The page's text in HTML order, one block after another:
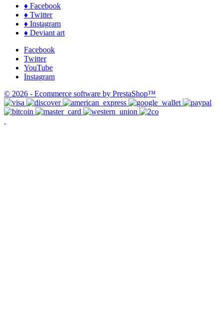
♦ Facebook
♦ Twitter
♦ Instagram
♦ Deviant art
Facebook
Twitter
YouTube
Instagram
© 2026 - Ecommerce software by PrestaShop™